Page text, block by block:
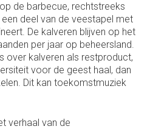
de barbecue, rechtstreeks
deel van de veestapel met
De kalveren blijven op het
per jaar op beheersland.
over kalveren als restproduct,
voor de geest haal, dan
Dit kan toekomstmuziek
verhaal van de